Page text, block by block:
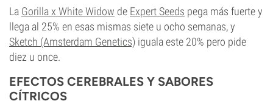
La Gorilla x White Widow de Expert Seeds pega más fuerte y
llega al 25% en esas mismas siete u ocho semanas, y
Sketch (Amsterdam Genetics) iguala este 20% pero pide
diez u once.
EFECTOS CEREBRALES Y SABORES
CÍTRICOS